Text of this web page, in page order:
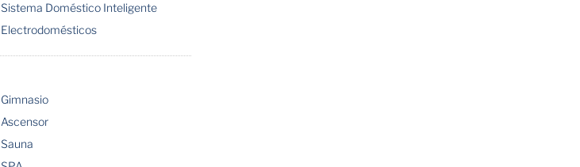
Sistema Doméstico Inteligente
Electrodomésticos
Gimnasio
Ascensor
Sauna